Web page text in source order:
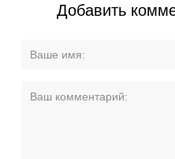
Добавить